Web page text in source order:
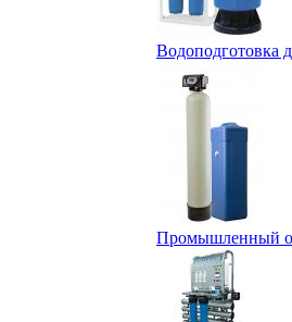
Водоподготовка
Промышленный